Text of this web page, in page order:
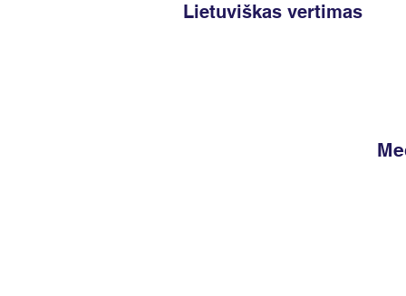
Lietuviškas vertimas